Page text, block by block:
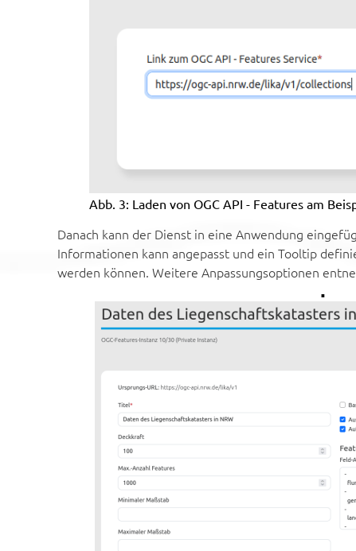
Abb. 3: Laden von OGC API - Features am
Danach kann der Dienst in eine Anwendung
Informationen kann angepasst und ein Tooltip
werden können. Weitere Anpassungsoptionen